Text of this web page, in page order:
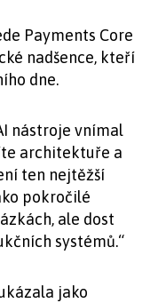
Payments Core
nadšence, kteří
dne.
nástroje vnímal
architektuře a
ten nejtěžší
pokročilé
ale dost
systémů.“
jako